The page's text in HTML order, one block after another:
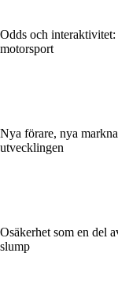
Odds och interaktivitet:
motorsport
Nya förare, nya
utvecklingen
Osäkerhet som en del
slump